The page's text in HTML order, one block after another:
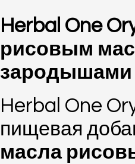
Herbal One
рисовым
зародышами
Herbal One
пищевая
масла